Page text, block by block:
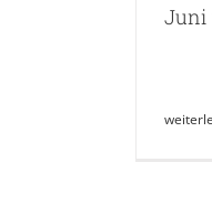
Juni